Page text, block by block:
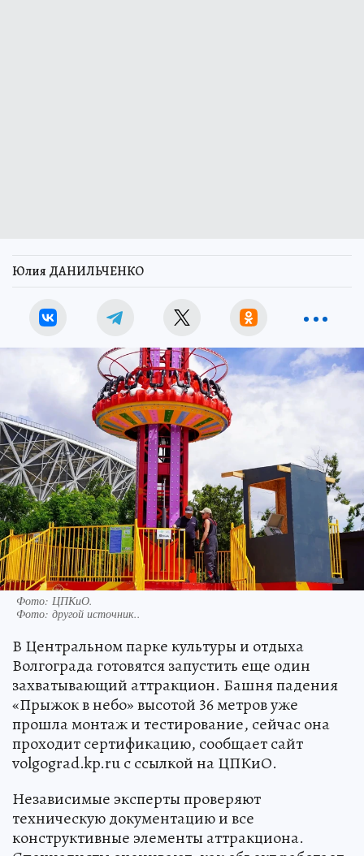
Юлия ДАНИЛЬЧЕНКО
Фото: ЦПКиО.
Фото: другой источник..
В Центральном парке культуры и отдыха
Волгограда готовятся запустить еще один
захватывающий аттракцион. Башня падения
«Прыжок в небо» высотой 36 метров уже
прошла монтаж и тестирование, сейчас она
проходит сертификацию, сообщает сайт
volgograd.kp.ru с ссылкой на ЦПКиО.
Независимые эксперты проверяют
техническую документацию и все
конструктивные элементы аттракциона.